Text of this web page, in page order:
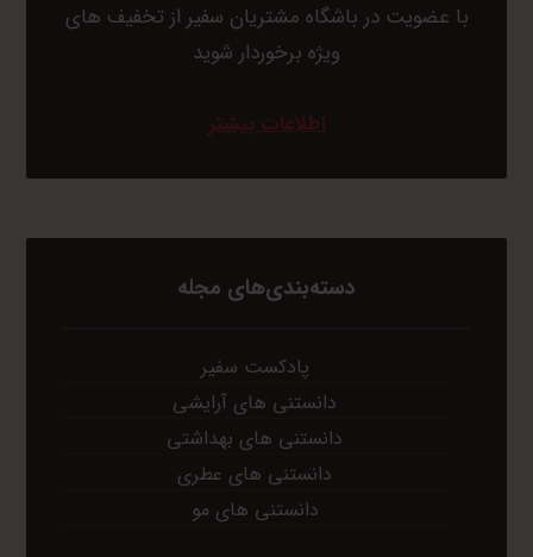
با عضویت در باشگاه مشتریان سفیر از تخفیف های
ویژه برخوردار شوید
اطلاعات بیشتر
دسته‌بندی‌های مجله
پادکست سفیر
دانستنی های آرایشی
دانستنی های بهداشتی
دانستنی های عطری
دانستنی های مو